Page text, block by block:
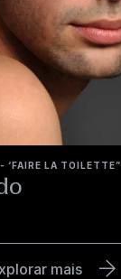
‘FAIRE LA TOILETTE”
mais